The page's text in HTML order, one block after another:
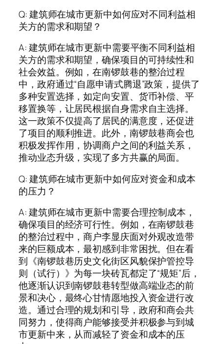
Q: 建筑师在城市更新中如何应对不同利益相
关方的需求和期望？
A: 建筑师在城市更新中需要平衡不同利益相
关方的需求和期望，确保项目的可持续性和
社会效益。例如，在南锣鼓巷的整治过程
中，政府通过“自愿申请式腾退”政策，提供了
多种安置选择，如定向安置、货币补偿、平
移置换等，让居民根据自身需求自主选择。
这一政策不仅提高了居民的满意度，还促进
了项目的顺利推进。此外，南锣鼓巷商会也
积极发挥作用，协调商户之间的利益关系，
推动业态升级，实现了多方共赢的局面。
Q: 建筑师在城市更新中如何应对资金和成本
的压力？
A: 建筑师在城市更新中需要合理控制成本，
确保项目的经济可行性。例如，在南锣鼓巷
的整治过程中，商户李显庆面对外观改造带
来的巨额成本，最初感到非常困扰。但在看
到《南锣鼓巷历史文化街区风貌保护管控导
则（试行）》为每一块砖瓦都定了“规矩”后，
他逐渐认识到南锣鼓巷转型做高端业态的前
景和决心，最终心甘情愿地投入资金进行改
造。通过合理的规划和引导，政府和商会共
同努力，使得商户能够接受并积极参与到城
市更新中来，从而减轻了资金和成本的压